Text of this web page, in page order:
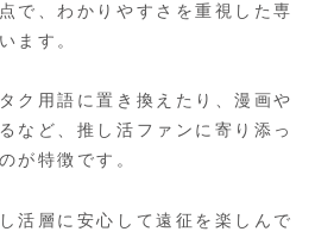
で、わかりやすさを重視した専
ます。
ク用語に置き換えたり、漫画や
など、推し活ファンに寄り添っ
が特徴です。
活層に安心して遠征を楽しんで